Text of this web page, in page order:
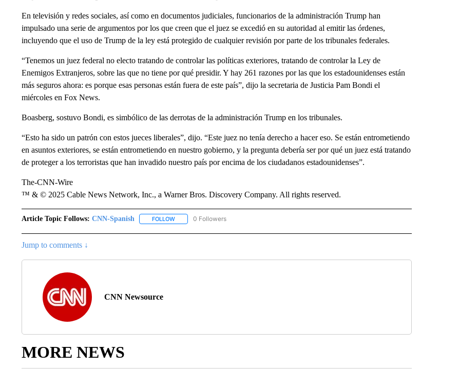
En televisión y redes sociales, así como en documentos judiciales, funcionarios de la administración Trump han
impulsado una serie de argumentos por los que creen que el juez se excedió en su autoridad al emitir las órdenes,
incluyendo que el uso de Trump de la ley está protegido de cualquier revisión por parte de los tribunales federales.
“Tenemos un juez federal no electo tratando de controlar las políticas exteriores, tratando de controlar la Ley de
Enemigos Extranjeros, sobre las que no tiene por qué presidir. Y hay 261 razones por las que los estadounidenses están
más seguros ahora: es porque esas personas están fuera de este país”, dijo la secretaria de Justicia Pam Bondi el
miércoles en Fox News.
Boasberg, sostuvo Bondi, es simbólico de las derrotas de la administración Trump en los tribunales.
“Esto ha sido un patrón con estos jueces liberales”, dijo. “Este juez no tenía derecho a hacer eso. Se están entrometiendo
en asuntos exteriores, se están entrometiendo en nuestro gobierno, y la pregunta debería ser por qué un juez está tratando
de proteger a los terroristas que han invadido nuestro país por encima de los ciudadanos estadounidenses”.
The-CNN-Wire
™ & © 2025 Cable News Network, Inc., a Warner Bros. Discovery Company. All rights reserved.
Article Topic Follows: CNN-Spanish FOLLOWFOLLOW "CNN-SPANISH" TO RECEIVE NOTIFICATIONS ABOUT NEW PAGES ON "CNN-SPANISH".
0 Followers
Jump to comments ↓
CNN Newsource
MORE NEWS